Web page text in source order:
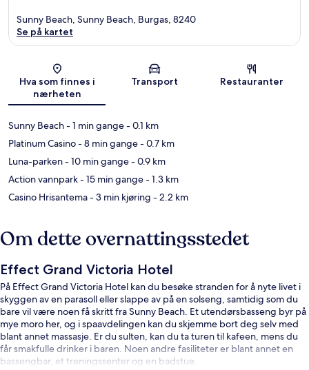
Kart
Sunny Beach, Sunny Beach, Burgas, 8240
Se på kartet
Hva som finnes i
nærheten
Transport Restauranter
Sunny Beach- 1 min gange- 0.1 km
Platinum Casino- 8 min gange- 0.7 km
Luna-parken- 10 min gange- 0.9 km
Action vannpark- 15 min gange- 1.3 km
Casino Hrisantema- 3 min kjøring - 2.2 km
Om dette overnattingsstedet
Effect Grand Victoria Hotel
På Effect Grand Victoria Hotel kan du besøke stranden for å nyte livet i
skyggen av en parasoll eller slappe av på en solseng, samtidig som du
bare vil være noen få skritt fra Sunny Beach. Et utendørsbasseng byr på
mye moro her, og i spaavdelingen kan du skjemme bort deg selv med
blant annet massasje. Er du sulten, kan du ta turen til kafeen, mens du
får smakfulle drinker i baren. Noen andre fasiliteter er blant annet en
bassengbar, et treningssenter og en badstue.